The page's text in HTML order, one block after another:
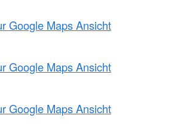
Google Maps Ansicht
Google Maps Ansicht
Google Maps Ansicht